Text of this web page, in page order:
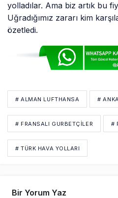
yolladılar. Ama biz artık bu
Uğradığımız zararı kim
özetledi.
# ALMAN LUFTHANSA #
# FRANSALI GURBETÇILER #
# TÜRK HAVA YOLLARI
Bir Yorum Yaz